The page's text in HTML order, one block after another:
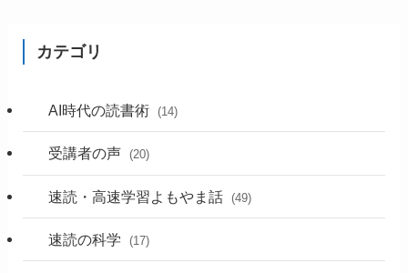
カテゴリ
AI時代の読書術 (14)
受講者の声 (20)
速読・高速学習よもやま話 (49)
速読の科学 (17)